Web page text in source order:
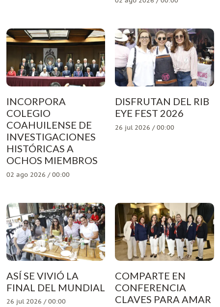
INCORPORA
COLEGIO
COAHUILENSE DE
INVESTIGACIONES
HISTÓRICAS A
OCHOS MIEMBROS
02 ago 2026 / 00:00
DISFRUTAN DEL RIB
EYE FEST 2026
26 jul 2026 / 00:00
ASÍ SE VIVIÓ LA
FINAL DEL MUNDIAL
26 jul 2026 / 00:00
COMPARTE EN
CONFERENCIA
CLAVES PARA AMAR